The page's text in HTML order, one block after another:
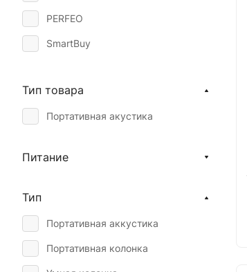
PERFEO
SmartBuy
SVEN
Loewe
Тип товара
Портативная акустика
Питание
Тип
Портативная аккустика
Портативная колонка